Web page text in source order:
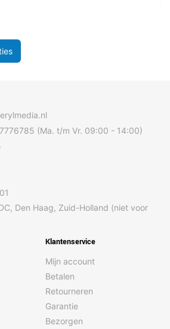
(Ma. t/m Vr. 09:00 - 14:00)
Den Haag, Zuid-Holland (niet voor
Klantenservice
Mijn account
Betalen
Retourneren
Garantie
Bezorgen